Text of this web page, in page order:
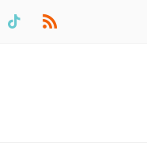
tiktok rss